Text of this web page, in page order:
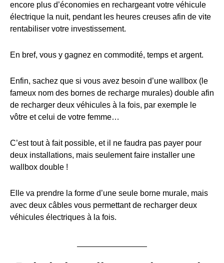
encore plus d’économies en rechargeant votre véhicule
électrique la nuit, pendant les heures creuses afin de vite
rentabiliser votre investissement.
En bref, vous y gagnez en commodité, temps et argent.
Enfin, sachez que si vous avez besoin d’une wallbox (le
fameux nom des bornes de recharge murales) double afin
de recharger deux véhicules à la fois, par exemple le
vôtre et celui de votre femme…
C’est tout à fait possible, et il ne faudra pas payer pour
deux installations, mais seulement faire installer une
wallbox double !
Elle va prendre la forme d’une seule borne murale, mais
avec deux câbles vous permettant de recharger deux
véhicules électriques à la fois.